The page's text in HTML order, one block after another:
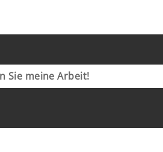
Sie meine Arbeit!